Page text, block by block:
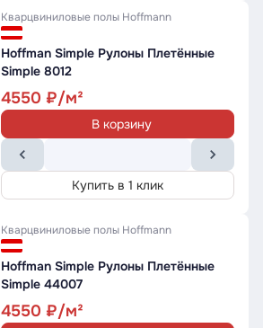
Кварцвиниловые полы Hoffmann
Hoffman Simple Рулоны Плетённые
Simple 8012
4550
В корзину
Купить в 1 клик
Кварцвиниловые полы Hoffmann
Hoffman Simple Рулоны Плетённые
Simple 44007
4550